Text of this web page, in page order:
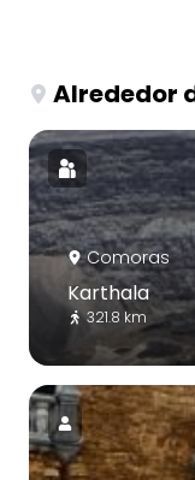
Alrededor
Comoras
Karthala
321.8 km